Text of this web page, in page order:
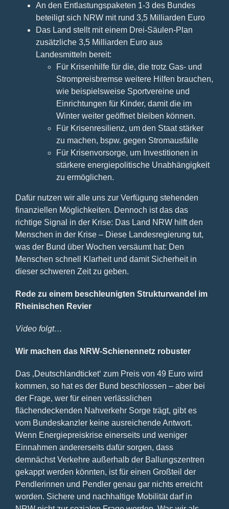
An den Entlastungspaketen 1-3 des Bundes
beteiligt sich NRW mit rund 3,5 Milliarden Euro
Das Land stellt mit einem Drei-Säulen-Plan
zusätzliche 3,5 Milliarden Euro aus
Landesmitteln bereit:
Für Krisenhilfe für die, die trotz Gas- und
Strompreisbremse weitere Hilfen brauchen,
wie beispielsweise Sportvereine und
Einrichtungen für Kinder, damit die im
Winter weiter geöffnet bleiben können.
Für Krisenresilienz, um den Staat stärker
zu machen, bspw. gegen Stromausfälle
Für Krisenvorsorge, um Investitionen in
stärkere energiepolitische Unabhängigkeit
zu ermöglichen.
Dafür nutzen wir alle uns zur Verfügung stehenden
finanziellen Möglichkeiten. Dennoch ist das das
richtige Signal in der Krise: Das Land NRW hilft den
Menschen in der Krise – Diese Landesregierung tut,
was der Bund über Wochen versäumt hat: Den
Menschen schnell Klarheit und damit Sicherheit in
dieser schweren Zeit zu geben.
Rede zu einem beschleunigten Strukturwandel im
Rheinischen Revier
Video folgt…
Wir machen das NRW-Schienennetz robuster
Das ‚Deutschlandticket‘ zum Preis von 49 Euro wird
kommen, so hat es der Bund beschlossen – aber bei
der Frage, wer für einen verlässlichen
flächendeckenden Nahverkehr Sorge trägt, gibt es
vom Bundeskanzler keine ausreichende Antwort.
Wenn Energiepreiskrise einerseits und weniger
Einnahmen andererseits dafür sorgen, dass
demnächst Verkehre außerhalb der Ballungszentren
gekappt werden könnten, ist für einen Großteil der
Pendlerinnen und Pendler genau gar nichts erreicht
worden. Sichere und nachhaltige Mobilität darf in